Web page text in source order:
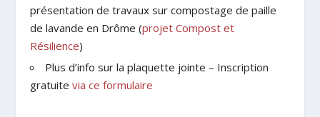
présentation de travaux sur compostage de paille
de lavande en Drôme (projet Compost et
Résilience)
Plus d’info sur la plaquette jointe – Inscription
gratuitevia ce formulaire